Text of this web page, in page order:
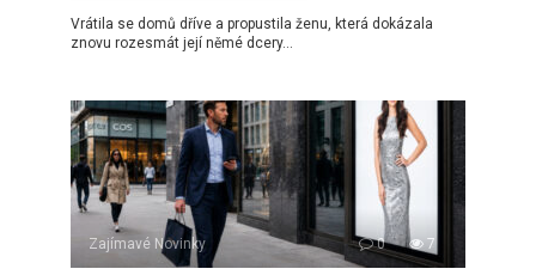
Vrátila se domů dříve a propustila ženu, která dokázala
znovu rozesmát její němé dcery…
Zajímavé Novinky 0 7